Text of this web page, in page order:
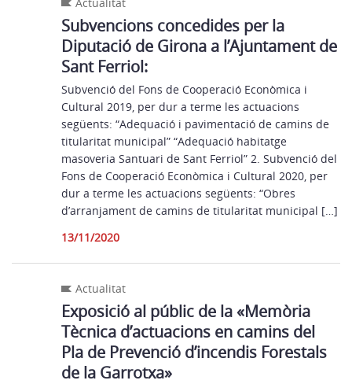
Subvencions concedides per la
Diputació de Girona a l’Ajuntament de
Sant Ferriol:
Subvenció del Fons de Cooperació Econòmica i
Cultural 2019, per dur a terme les actuacions
següents: “Adequació i pavimentació de camins de
titularitat municipal” “Adequació habitatge
masoveria Santuari de Sant Ferriol” 2. Subvenció del
Fons de Cooperació Econòmica i Cultural 2020, per
dur a terme les actuacions següents: “Obres
d’arranjament de camins de titularitat municipal […]
13/11/2020
Actualitat
Exposició al públic de la «Memòria
Tècnica d’actuacions en camins del
Pla de Prevenció d’incendis Forestals
de la Garrotxa»